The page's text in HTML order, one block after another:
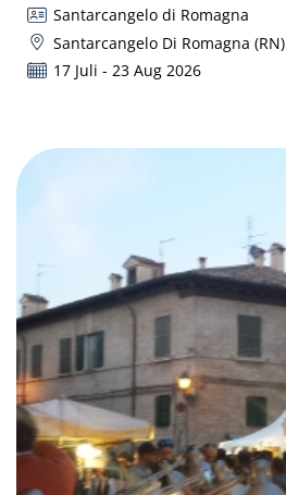
Santarcangelo di Romagna
Santarcangelo Di Romagna (RN)
17 Juli - 23 Aug 2026